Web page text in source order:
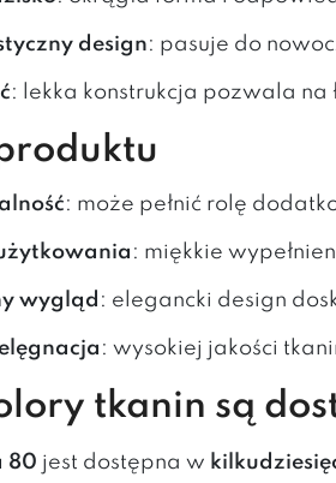
design: pasuje do
: lekka konstrukcja pozwala
: może pełnić rolę
: miękkie
wygląd : elegancki design
: wysokiej jakości
tkanin są
80 jest dostępna w